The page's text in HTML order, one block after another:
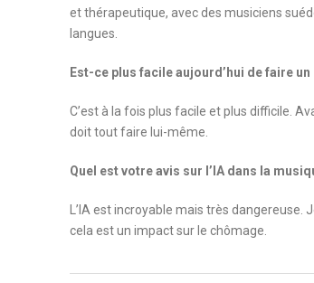
et thérapeutique, avec des musiciens
langues.
Est-ce plus facile aujourd’hui de faire
C’est à la fois plus facile et plus difficile.
doit tout faire lui-même.
Quel est votre avis sur l’IA dans la
L’IA est incroyable mais très
cela est un impact sur le chômage.